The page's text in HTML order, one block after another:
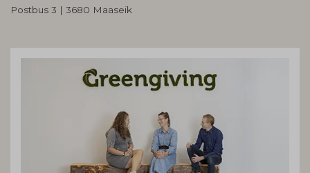
Postbus 3 | 3680 Maaseik